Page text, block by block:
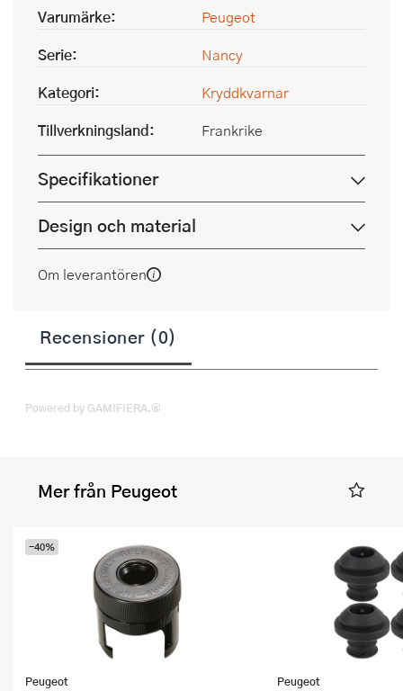
Varumärke:
Peugeot
Serie:
Nancy
Kategori:
Kryddkvarnar
Tillverkningsland:
Frankrike
Specifikationer
Design och material
Om leverantören
Recensioner (0)
Powered by GAMIFIERA.®
Mer från Peugeot
Peugeot
-40%
Peugeot